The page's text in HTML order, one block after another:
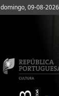
domingo, 09-08-2026